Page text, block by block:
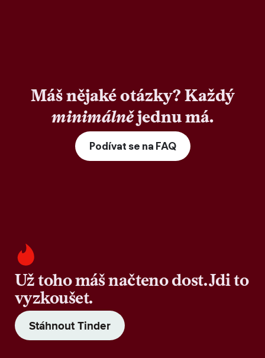
Máš nějaké otázky? Každý
minimálnějednu má.
Podívat se na FAQ
Už toho máš načteno dost. Jdi to
vyzkoušet.
Stáhnout Tinder